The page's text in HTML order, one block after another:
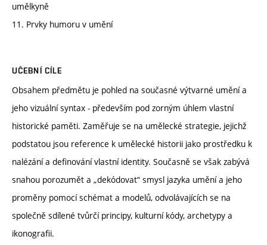
umělkyně
11. Prvky humoru v umění
UČEBNÍ CÍLE
Obsahem předmětu je pohled na současné výtvarné umění a
jeho vizuální syntax - především pod zorným úhlem vlastní
historické paměti. Zaměřuje se na umělecké strategie, jejichž
podstatou jsou reference k umělecké historii jako prostředku k
nalézání a definování vlastní identity. Současně se však zabývá
snahou porozumět a „dekódovat“ smysl jazyka umění a jeho
proměny pomocí schémat a modelů, odvolávajících se na
společně sdílené tvůrčí principy, kulturní kódy, archetypy a
ikonografii.